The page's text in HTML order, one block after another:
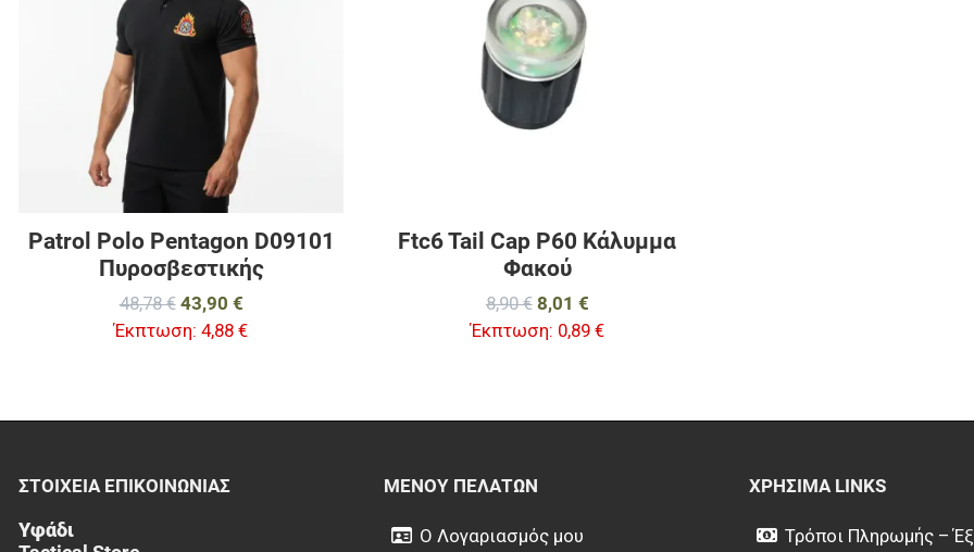
Patrol Polo Pentagon D09101
Πυροσβεστικής
48,78 € 43,90 €
Έκπτωση:4,88 €
Ftc6 Tail Cap P60 Κάλυμμα
Φακού
8,90 € 8,01 €
Έκπτωση: 0,89 €
ΣΤΟΙΧΕΊΑ EΠΙΚΟΙΝΩΝΊΑΣ
Υφάδι
ΜΕΝΟΎ ΠΕΛΑΤΏΝ
Ο Λογαριασμός μου
ΧΡΉΣΙΜΑ LINKS
Τρόποι Πληρωμής –